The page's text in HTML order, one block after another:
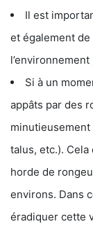
Il est
et également de
l’environnement
Si à un
appâts par des
talus, etc.). Cela
horde de
environs. Dans
éradiquer cette